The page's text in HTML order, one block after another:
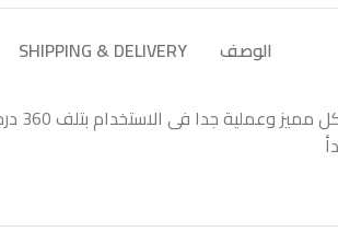
الوصف SHIPPING & DELIVERY